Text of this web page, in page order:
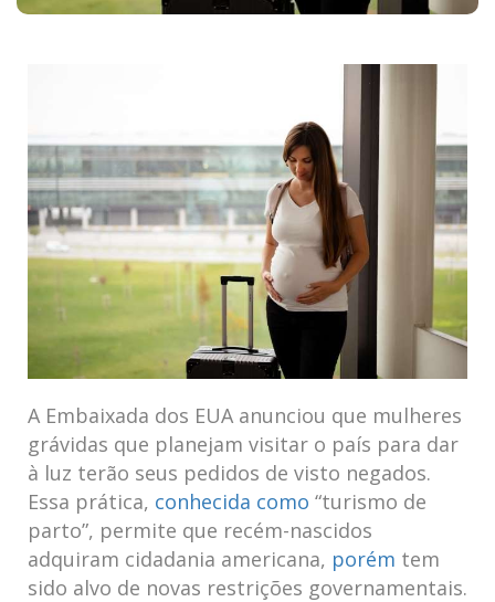
A Embaixada dos EUA anunciou que mulheres
⁢grávidas⁢ que planejam visitar o país para dar
à luz terão ‍seus pedidos de visto negados.
Essa ‌prática, conhecida como “turismo de
parto”, permite que recém-nascidos
adquiram‌ cidadania americana, porém tem
sido alvo ⁢de⁤ novas restrições governamentais.